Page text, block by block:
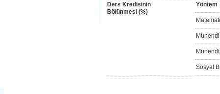
Ders Kredisinin
Bölünmesi (%)
Yöntem
Sosyal